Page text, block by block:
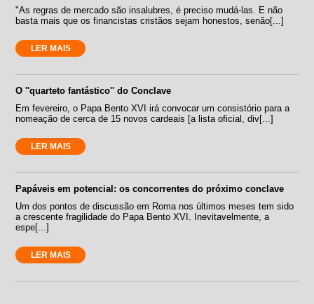
"As regras de mercado são insalubres, é preciso mudá-las. E não
basta mais que os financistas cristãos sejam honestos, senão[...]
LER MAIS
O ''quarteto fantástico'' do Conclave
Em fevereiro, o Papa Bento XVI irá convocar um consistório para a
nomeação de cerca de 15 novos cardeais [a lista oficial, div[...]
LER MAIS
Papáveis em potencial: os concorrentes do próximo conclave
Um dos pontos de discussão em Roma nos últimos meses tem sido
a crescente fragilidade do Papa Bento XVI. Inevitavelmente, a
espe[...]
LER MAIS